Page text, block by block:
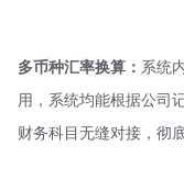
多币种汇率换算： 系统
用，系统均能根据公司
财务科目无缝对接，彻